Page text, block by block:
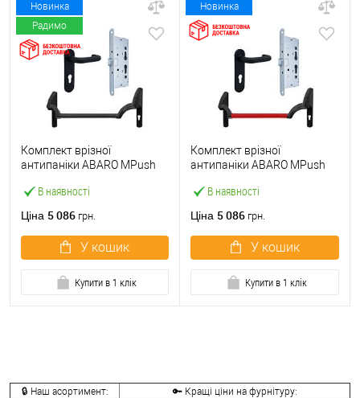
Новинка
Радимо
В наявності
Комплект врізної
антипаніки ABARO МPush
чорний із замком та ручкою
Ціна 5 086 грн.
У кошик
Купити в 1 клік
Новинка
В наявності
Комплект врізної
антипаніки ABARO МPush
червоний із замком та
Ціна 5 086 грн.
У кошик
Купити в 1 клік
🔒 Наш асортимент:
🔑 Кращі ціни на фурнітуру: